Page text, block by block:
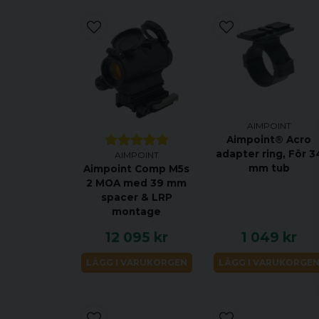
AIMPOINT
Aimpoint Comp M5s
2 MOA med 39 mm
spacer & LRP
montage
12 095 kr
LÄGG I VARUKORGEN
AIMPOINT
Aimpoint® Acro
adapter ring, För
mm tub
1 049 kr
LÄGG I VARUKORGEN